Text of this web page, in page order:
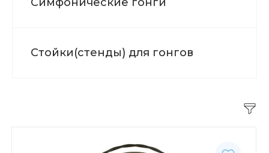
Стойки(стенды) для гонгов